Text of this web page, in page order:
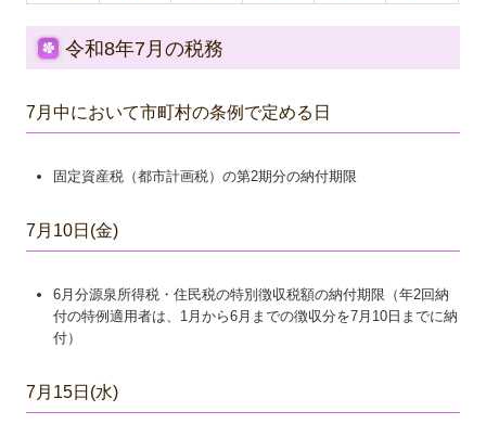
病院・診療所の皆様へ
関与先向け融資商品ご紹介
経営者お役立ち情報
社長メニューASP版
TKCシステムQ&A
令和8年7月の税務
7月中において市町村の条例で定める日
固定資産税（都市計画税）の第2期分の納付期限
7月10日(金)
6月分源泉所得税・住民税の特別徴収税額の納付期限（年2回納
付の特例適用者は、1月から6月までの徴収分を7月10日までに納
付）
7月15日(水)